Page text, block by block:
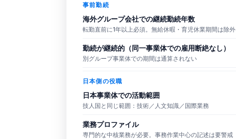
事前勤続
海外グループ会社での継続勤続年数
転勤直前に1年以上必須。無給休暇・育児休業期間は除外
勤続が継続的（同一事業体での雇用断絶なし）
別グループ事業体での期間は通算されない
日本側の役職
日本事業体での活動範囲
技人国と同じ範囲：技術／人文知識／国際業務
業務プロファイル
専門的な中核業務が必要。事務作業中心の記述は要警戒